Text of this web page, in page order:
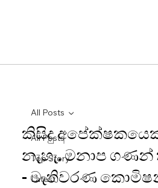
All Posts
Top Story
Latest
All Posts
කිසිදු
නැහැ. මනාප ගණන්
- මැතිවරණ